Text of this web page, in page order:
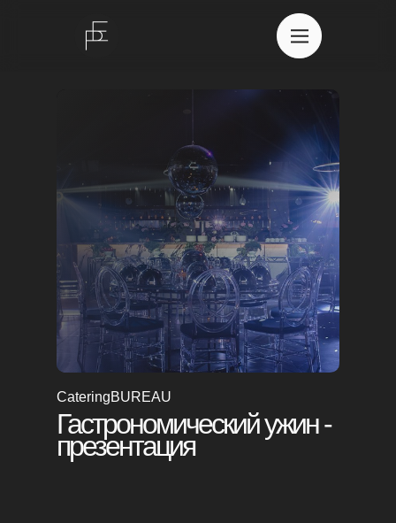
О нас
Портфолио
Команда
Контакты
Гастрономический ужин -
презентация
CateringBUREAU